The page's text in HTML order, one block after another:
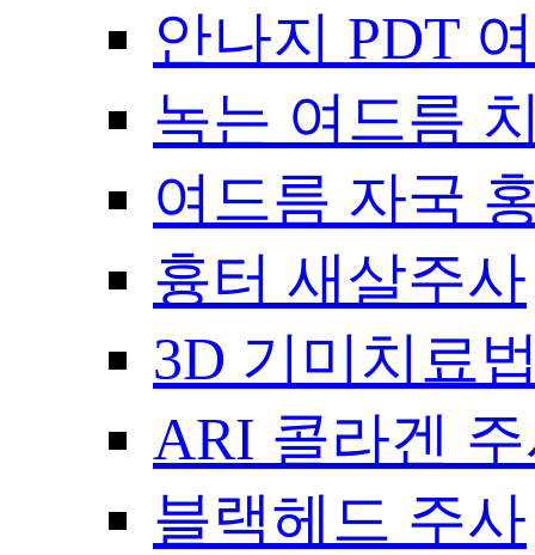
안나지 PDT
녹는 여드름
여드름 자국
흉터 새살주사
3D 기미치료
ARI 콜라겐
블랙헤드 주사